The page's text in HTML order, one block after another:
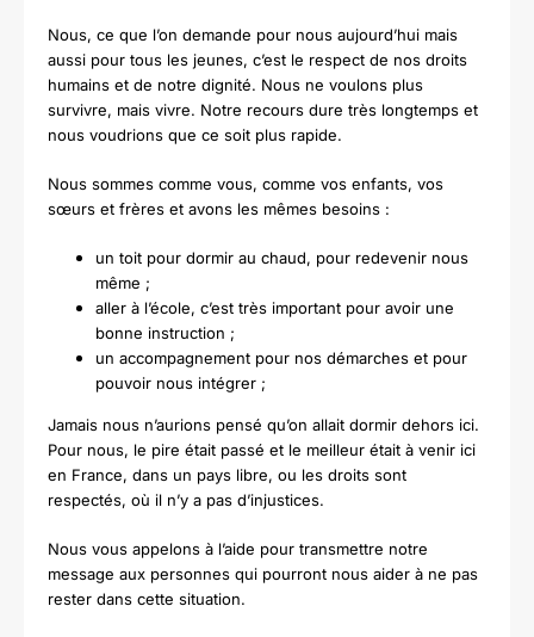
Nous, ce que l’on demande pour nous aujourd’hui mais
aussi pour tous les jeunes, c’est le respect de nos droits
humains et de notre dignité. Nous ne voulons plus
survivre, mais vivre. Notre recours dure très longtemps et
nous voudrions que ce soit plus rapide.
Nous sommes comme vous, comme vos enfants, vos
sœurs et frères et avons les mêmes besoins :
un toit pour dormir au chaud, pour redevenir nous
même ;
aller à l’école, c’est très important pour avoir une
bonne instruction ;
un accompagnement pour nos démarches et pour
pouvoir nous intégrer ;
Jamais nous n’aurions pensé qu’on allait dormir dehors ici.
Pour nous, le pire était passé et le meilleur était à venir ici
en France, dans un pays libre, ou les droits sont
respectés, où il n’y a pas d’injustices.
Nous vous appelons à l’aide pour transmettre notre
message aux personnes qui pourront nous aider à ne pas
rester dans cette situation.